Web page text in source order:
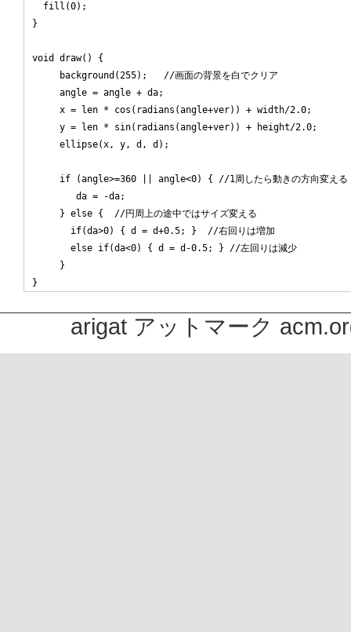
  fill(0);
}
void draw() {
     background(255);   //画面の背景を白でクリア
     angle = angle + da;
     x = len * cos(radians(angle+ver)) + width/2.0;
     y = len * sin(radians(angle+ver)) + height/2.0;
     ellipse(x, y, d, d);
     if (angle>=360 || angle<0) { //1周したら動きの方向変える
        da = -da;
     } else {  //円周上の途中ではサイズ変える
       if(da>0) { d = d+0.5; }  //右回りは増加
       else if(da<0) { d = d-0.5; } //左回りは減少
     }
arigat アットマーク